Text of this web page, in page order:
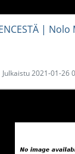
|
Julkaistu 2021-01-26